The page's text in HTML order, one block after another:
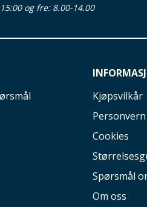
og fre: 8.00-14.00
Kjøpsvilkår
Personvern
Cookies
Spørsmål
Om oss